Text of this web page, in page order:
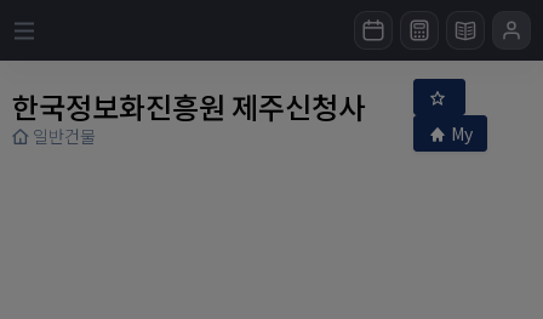
한국정보화진흥원 제주신청사
일반건물 My